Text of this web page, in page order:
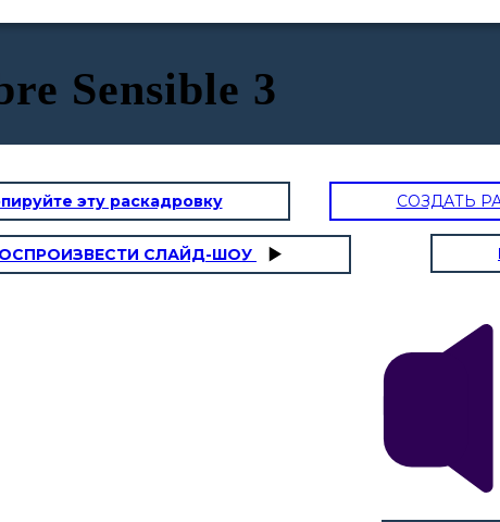
Sensible 3
эту раскадровку СОЗДАТЬ
СЛАЙД-ШОУ